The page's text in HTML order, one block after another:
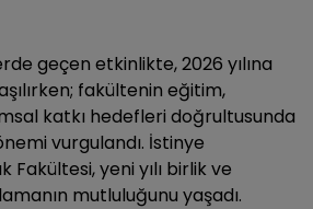
geçen etkinlikte, 2026 yılına
fakültenin eğitim,
katkı hedefleri doğrultusunda
vurgulandı. İstinye
Fakültesi, yeni yılı birlik ve
mutluluğunu yaşadı.